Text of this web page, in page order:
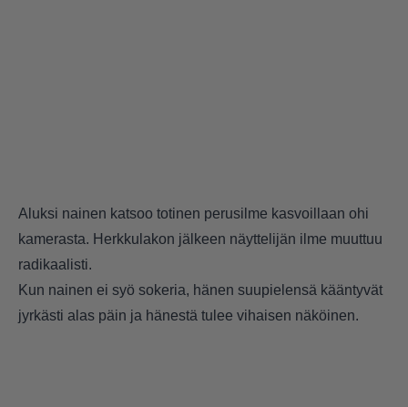
Aluksi nainen katsoo totinen perusilme kasvoillaan ohi
kamerasta. Herkkulakon jälkeen näyttelijän ilme muuttuu
radikaalisti.
Kun nainen ei syö sokeria, hänen suupielensä kääntyvät
jyrkästi alas päin ja hänestä tulee vihaisen näköinen.